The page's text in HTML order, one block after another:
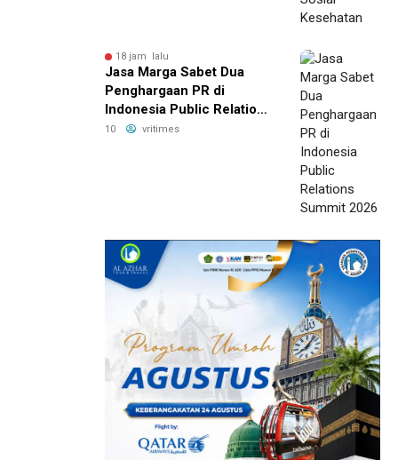
18 jam lalu
Jasa Marga Sabet Dua
Penghargaan PR di
Indonesia Public Relations
Summit 2026
10 vritimes